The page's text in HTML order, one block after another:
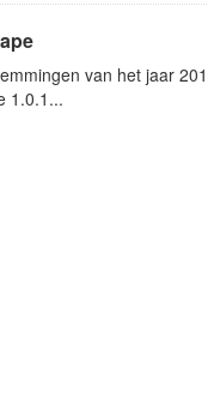
van het jaar
1.0.1...